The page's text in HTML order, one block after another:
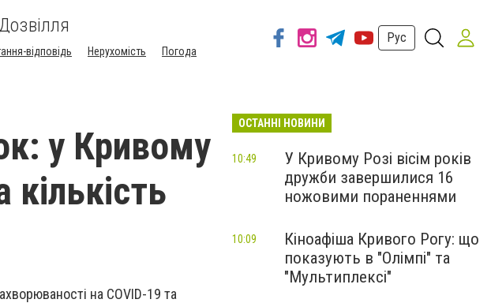
відповідь Нерухомість Погода
Рус
у Кривому
на COVID-19 та
ОСТАННІ НОВИНИ
У Кривому Розі вісім років
дружби завершилися 16
ножовими пораненнями
10:49
Кіноафіша Кривого Рогу: що
показують в "Олімпі" та
"Мультиплексі"
10:09